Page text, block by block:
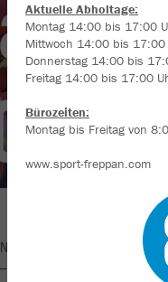
Nachhaltig
Aktuelle Abholtage:
Montag 14:00 bis 17:00
Mittwoch 14:00 bis 17:00
Donnerstag 14:00 bis
Freitag 14:00 bis 17:00
Bürozeiten:
Montag bis Freitag von
www.sport-freppan.com
Wir verwenden
Durch die Analyse
anzeigen und